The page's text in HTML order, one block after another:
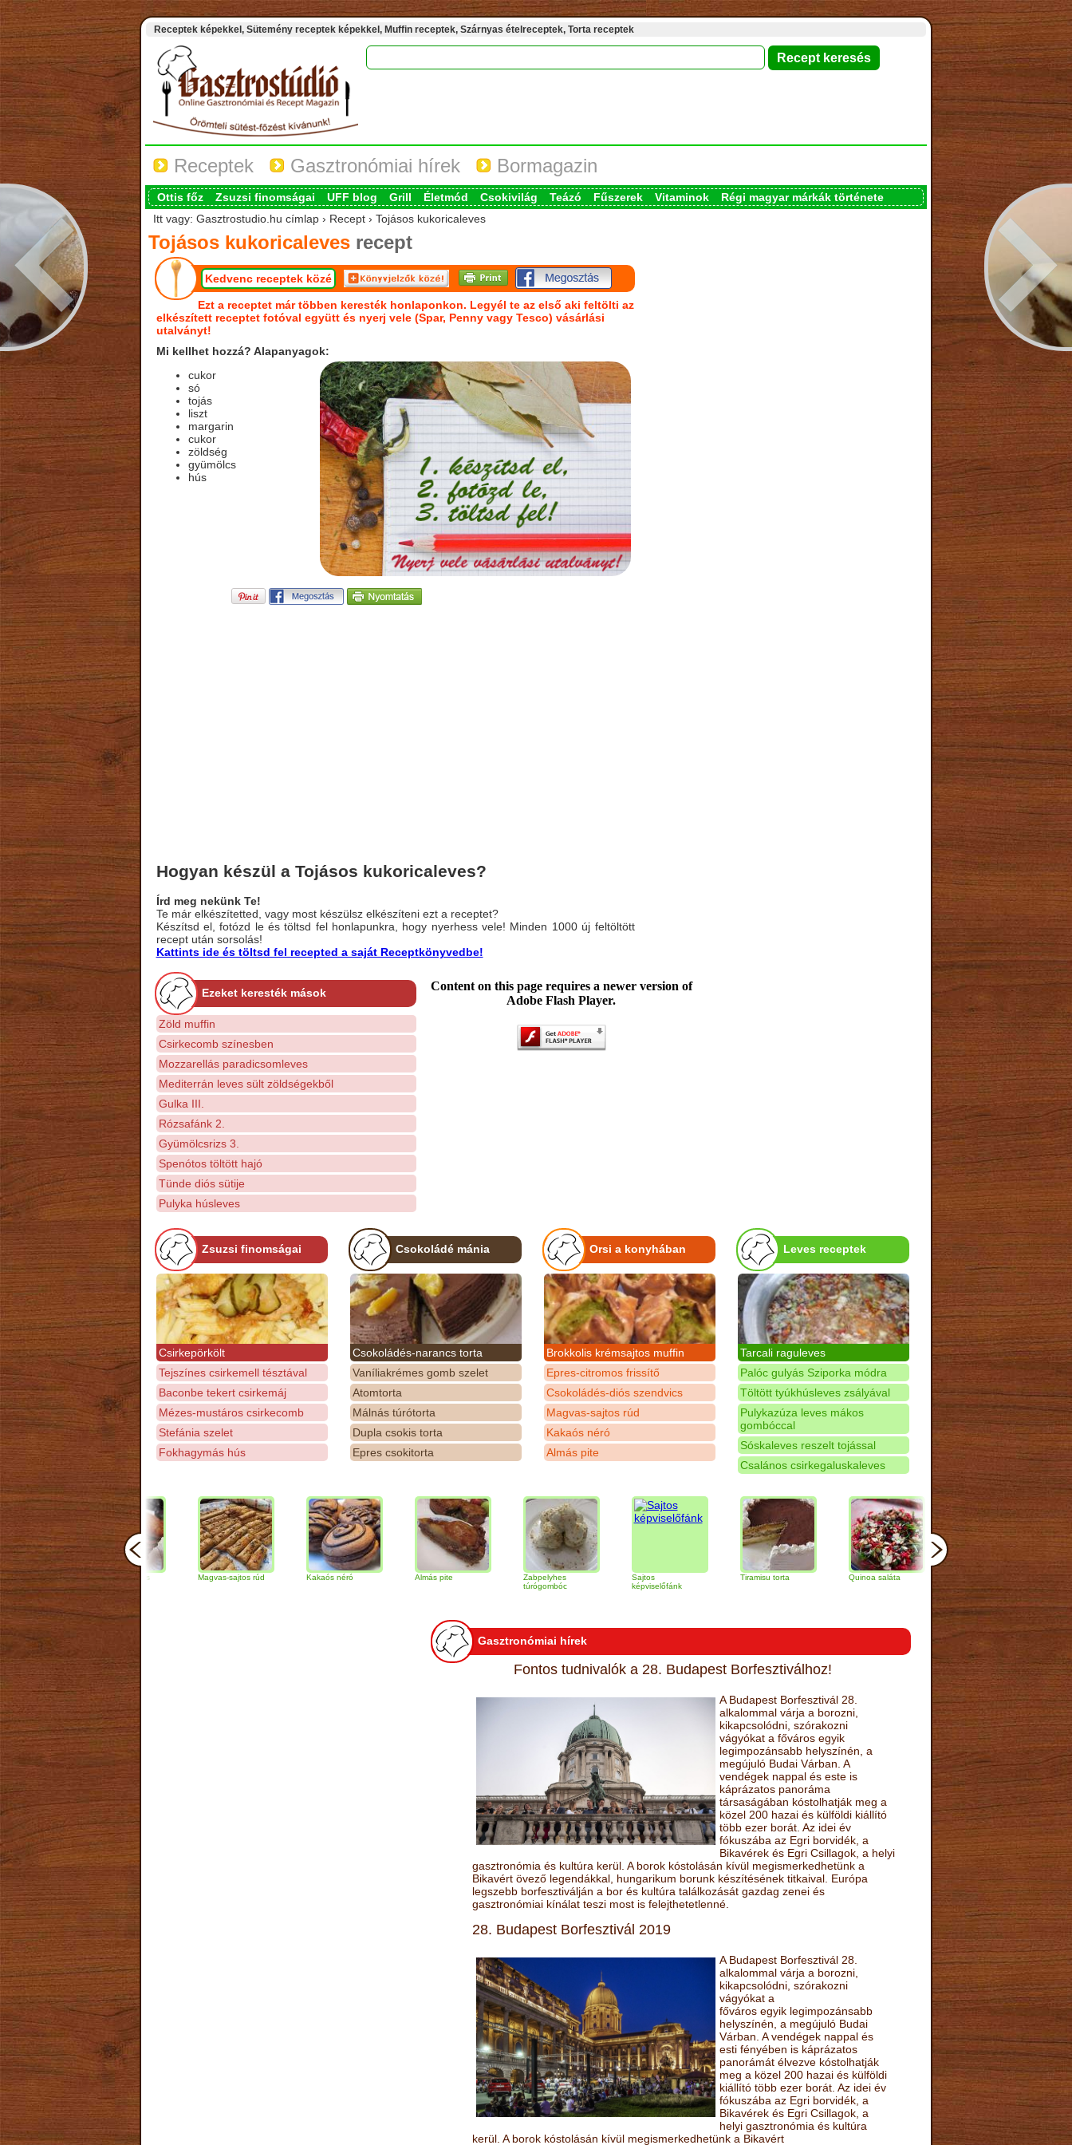
Receptek képekkel, Sütemény receptek képekkel, Muffin receptek, Szárnyas ételreceptek, Torta receptek
Receptek Gasztronómiai hírek Bormagazin
Ottis főz Zsuzsi finomságai UFF blog Grill Életmód Csokivilág Teázó Fűszerek Vitaminok
Régi magyar márkák története
Itt vagy: Gasztrostudio.hu címlap › Recept › Tojásos kukoricaleves
Tojásos kukoricalevesrecept
Kedvenc receptek közé
Ezt a receptet már többen keresték honlaponkon. Legyél te az első aki feltölti az
elkészített receptet fotóval együtt és nyerj vele (Spar, Penny vagy Tesco) vásárlási
utalványt!
Mi kellhet hozzá? Alapanyagok:
cukor
só
tojás
liszt
margarin
cukor
zöldség
gyümölcs
hús
Hogyan készül a Tojásos kukoricaleves?
Írd meg nekünk Te!
Te már elkészítetted, vagy most készülsz elkészíteni ezt a receptet?
Készítsd el, fotózd le és töltsd fel honlapunkra, hogy nyerhess vele! Minden 1000 új feltöltött
recept után sorsolás!
Kattints ide és töltsd fel recepted a saját Receptkönyvedbe!
Ezeket keresték mások
Zöld muffin
Csirkecomb színesben
Mozzarellás paradicsomleves
Mediterrán leves sült zöldségekből
Gulka III.
Rózsafánk 2.
Gyümölcsrizs 3.
Spenótos töltött hajó
Tünde diós sütije
Pulyka húsleves
Content on this page requires a newer version of
Adobe Flash Player.
Zsuzsi finomságai
Csirkepörkölt
Tejszínes csirkemell tésztával
Baconbe tekert csirkemáj
Mézes-mustáros csirkecomb
Stefánia szelet
Fokhagymás hús
Csokoládé mánia
Csokoládés-narancs torta
Vaníliakrémes gomb szelet
Atomtorta
Málnás túrótorta
Dupla csokis torta
Epres csokitorta
Orsi a konyhában
Brokkolis krémsajtos muffin
Epres-citromos frissítő
Csokoládés-diós szendvics
Magvas-sajtos rúd
Kakaós néró
Almás pite
Leves receptek
Tarcali raguleves
Palóc gulyás Sziporka módra
Töltött tyúkhúsleves zsályával
Pulykazúza leves mákos
gombóccal
Sóskaleves reszelt tojással
Csalános csirkegaluskaleves
Csokoládés-diós
szendvics
Magvas-sajtos rúd Kakaós néró Almás pite
Zabpelyhes
túrógombóc
képviselőfánk
Tiramisu torta Quinoa saláta Mandulás kifli
narancs
Gasztronómiai hírek
Fontos tudnivalók a 28. Budapest Borfesztiválhoz!
A Budapest Borfesztivál 28.
alkalommal várja a borozni,
kikapcsolódni, szórakozni
vágyókat a főváros egyik
legimpozánsabb helyszínén, a
megújuló Budai Várban. A
vendégek nappal és este is
káprázatos panoráma
társaságában kóstolhatják meg a
közel 200 hazai és külföldi kiállító
több ezer borát. Az idei év
fókuszába az Egri borvidék, a
Bikavérek és Egri Csillagok, a helyi
gasztronómia és kultúra kerül. A borok kóstolásán kívül megismerkedhetünk a
Bikavért övező legendákkal, hungarikum borunk készítésének titkaival. Európa
legszebb borfesztiválján a bor és kultúra találkozását gazdag zenei és
gasztronómiai kínálat teszi most is felejthetetlenné.
28. Budapest Borfesztivál 2019
A Budapest Borfesztivál 28.
alkalommal várja a borozni,
kikapcsolódni, szórakozni
vágyókat a
főváros egyik legimpozánsabb
helyszínén, a megújuló Budai
Várban. A vendégek nappal és
esti fényében is káprázatos
panorámát élvezve kóstolhatják
meg a közel 200 hazai és külföldi
kiállító több ezer borát. Az idei év
fókuszába az Egri borvidék, a
Bikavérek és Egri Csillagok, a
helyi gasztronómia és kultúra
kerül. A borok kóstolásán kívül megismerkedhetünk a Bikavért